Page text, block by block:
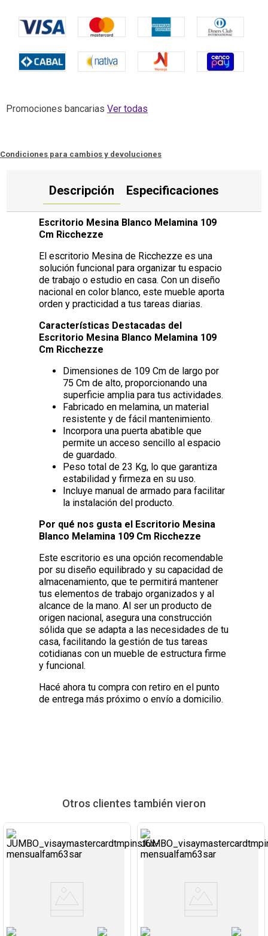
Promociones bancarias Ver todas
Condiciones para cambios y devoluciones
Descripción Especificaciones
Escritorio Mesina Blanco Melamina 109
Cm Ricchezze
El escritorio Mesina de Ricchezze es una
solución funcional para organizar tu espacio
de trabajo o estudio en casa. Con un diseño
nacional en color blanco, este mueble aporta
orden y practicidad a tus tareas diarias.
Características Destacadas del
Escritorio Mesina Blanco Melamina 109
Cm Ricchezze
Dimensiones de 109 Cm de largo por
75 Cm de alto, proporcionando una
superficie amplia para tus actividades.
Fabricado en melamina, un material
resistente y de fácil mantenimiento.
Incorpora una puerta abatible que
permite un acceso sencillo al espacio
de guardado.
Peso total de 23 Kg, lo que garantiza
estabilidad y firmeza en su uso.
Incluye manual de armado para facilitar
la instalación del producto.
Por qué nos gusta el Escritorio Mesina
Blanco Melamina 109 Cm Ricchezze
Este escritorio es una opción recomendable
por su diseño equilibrado y su capacidad de
almacenamiento, que te permitirá mantener
tus elementos de trabajo organizados y al
alcance de la mano. Al ser un producto de
origen nacional, asegura una construcción
sólida que se adapta a las necesidades de tu
casa, facilitando la gestión de tus tareas
cotidianas con un mueble de estructura firme
y funcional.
Hacé ahora tu compra con retiro en el punto
de entrega más próximo o envío a domicilio.
Otros clientes también vieron
Ver
Producto
Ver
Producto